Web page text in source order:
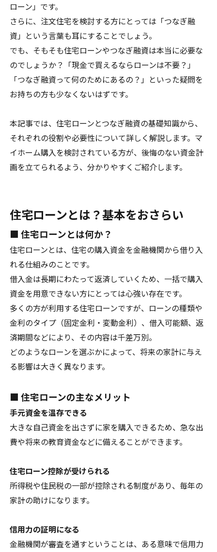
ローン」です。
さらに、注文住宅を検討する方にとっては「つなぎ融
資」という言葉も耳にすることでしょう。
でも、そもそも住宅ローンやつなぎ融資は本当に必要な
のでしょうか？「現金で買えるならローンは不要？」
「つなぎ融資って何のためにあるの？」といった疑問を
お持ちの方も少なくないはずです。
本記事では、住宅ローンとつなぎ融資の基礎知識から、
それぞれの役割や必要性について詳しく解説します。マ
イホーム購入を検討されている方が、後悔のない資金計
画を立てられるよう、分かりやすくご紹介します。
住宅ローンとは？基本をおさらい
■ 住宅ローンとは何か？
住宅ローンとは、住宅の購入資金を金融機関から借り入
れる仕組みのことです。
借入金は長期にわたって返済していくため、一括で購入
資金を用意できない方にとっては心強い存在です。
多くの方が利用する住宅ローンですが、ローンの種類や
金利のタイプ（固定金利・変動金利）、借入可能額、返
済期間などにより、その内容は千差万別。
どのようなローンを選ぶかによって、将来の家計に与え
る影響は大きく異なります。
■ 住宅ローンの主なメリット
手元資金を温存できる
大きな自己資金を出さずに家を購入できるため、急な出
費や将来の教育資金などに備えることができます。
住宅ローン控除が受けられる
所得税や住民税の一部が控除される制度があり、毎年の
家計の助けになります。
信用力の証明になる
金融機関が審査を通すということは、ある意味で信用力